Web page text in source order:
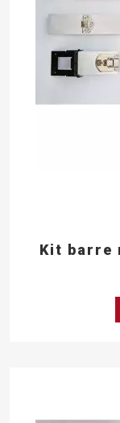
Kit barre